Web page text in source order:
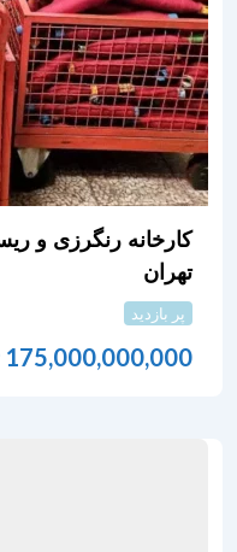
کارخانه رنگرزی و
تهران
پر بازدید
175,000,000,000